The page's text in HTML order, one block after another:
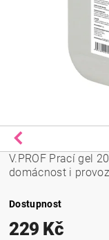
V.PROF Prací gel
domácnost i provoz
Dostupnost
229 Kč